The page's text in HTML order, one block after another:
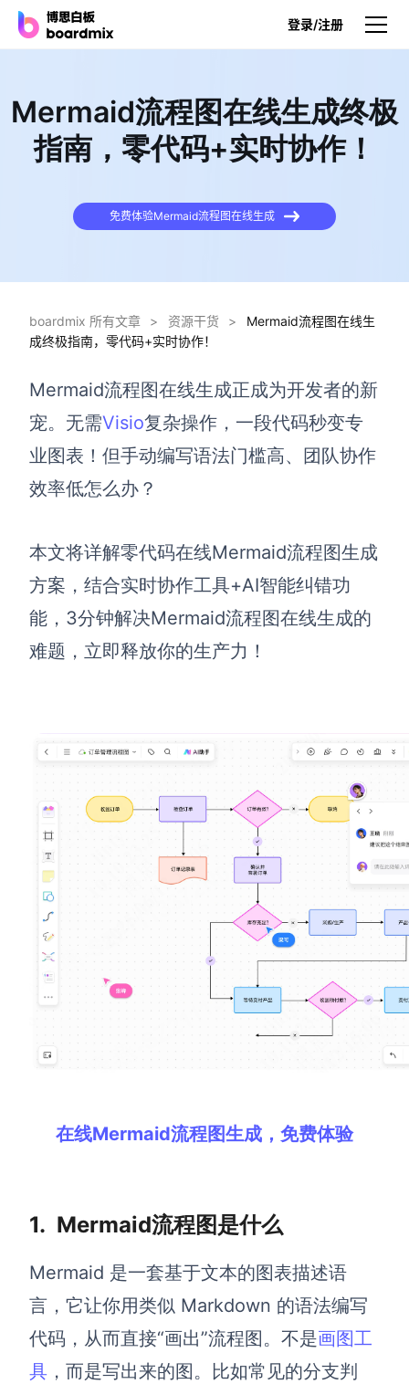
登录/注册
产品
博思白板
博思白板SDK
博思白板离线版
博思设计
一体化产品设计工具
博思AIPPT
AI生成PPT，支持在线编辑
资源与下载
向团队介绍
博思白板boardmix
解决方案
高效协作
团队协作提效
素材整理
在线白板
涂鸦画板
在线绘图
思维和灵感整理
流程整理
客户旅程图
路线图
UML图
情绪板
查看所有场景
Mermaid流程图在线生成终极
指南，零代码+实时协作！
免费体验Mermaid流程图在线生成
boardmix 所有文章 > 资源干货 >
Mermaid流程图在线生
成终极指南，零代码+实时协作！
Mermaid流程图在线生成正成为开发者的新
宠。无需Visio复杂操作，一段代码秒变专
业图表！但手动编写语法门槛高、团队协作
效率低怎么办？
本文将详解零代码在线Mermaid流程图生成
方案，结合实时协作工具+AI智能纠错功
能，3分钟解决Mermaid流程图在线生成的
难题，立即释放你的生产力！
在线Mermaid流程图生成，免费体验
1. Mermaid流程图是什么
Mermaid 是一套基于文本的图表描述语
言，它让你用类似 Markdown 的语法编写
代码，从而直接“画出”流程图。不是画图工
具 ，而是写出来的图。比如常见的分支判